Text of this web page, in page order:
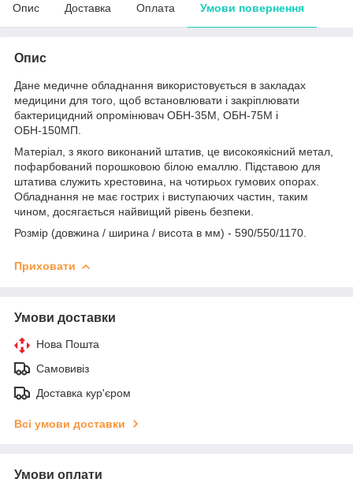
Опис Доставка Оплата Умови повернення
Опис
Дане медичне обладнання використовується в закладах
медицини для того, щоб встановлювати і закріплювати
бактерицидний опромінювач ОБН-35М, ОБН-75М і
ОБН-150МП.
Матеріал, з якого виконаний штатив, це високоякісний метал,
пофарбований порошковою білою емаллю. Підставою для
штатива служить хрестовина, на чотирьох гумових опорах.
Обладнання не має гострих і виступаючих частин, таким
чином, досягається найвищий рівень безпеки.
Розмір (довжина / ширина / висота в мм) - 590/550/1170.
Приховати
Умови доставки
Нова Пошта
Самовивіз
Доставка кур'єром
Всі умови доставки
Умови оплати